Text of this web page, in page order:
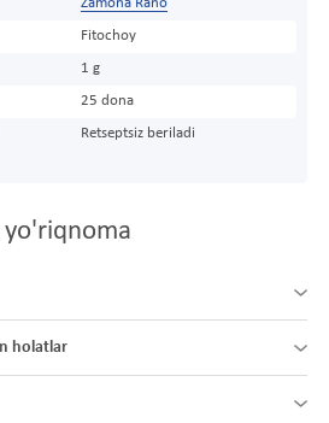
Zamona Rano
Fitochoy
1 g
25 dona
Retseptsiz beriladi
yo'riqnoma
holatlar